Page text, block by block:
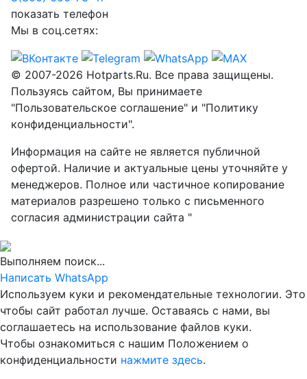
показать телефон
Мы в соц.сетях:
© 2007-2026 Hotparts.Ru. Все права защищены.
Пользуясь сайтом, Вы принимаете
"Пользовательское соглашение" и "Политику
конфиденциальности".
Информация на сайте не является публичной
офертой. Наличие и актуальные цены уточняйте у
менеджеров. Полное или частичное копирование
материалов разрешено только с письменного
согласия администрации сайта "
Выполняем поиск...
Написать WhatsApp
Используем куки и рекомендательные технологии. Это
чтобы сайт работал лучше. Оставаясь с нами, вы
соглашаетесь на использование файлов куки.
Чтобы ознакомиться с нашим Положением о
конфиденциальности нажмите здесь.